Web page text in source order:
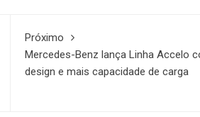
Próximo
Mercedes-Benz lança Linha Accelo
design e mais capacidade de carga